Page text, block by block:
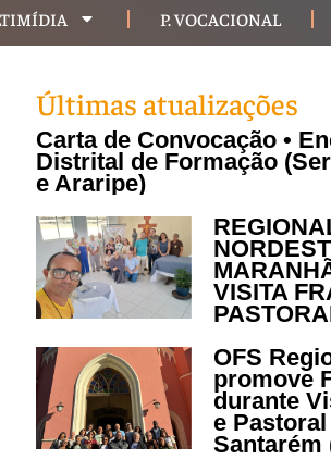
P. VOCACIONAL
Últimas atualizações
Carta de Convocação •
Distrital de Formação
e Araripe)
VISITA
OFS
promove
durante
e Pastoral
Santarém